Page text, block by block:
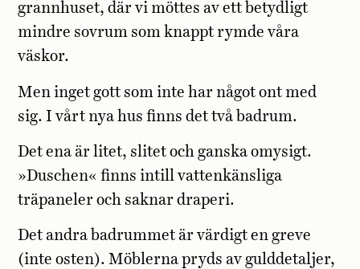
grannhuset, där vi möttes av ett betydligt
mindre sovrum som knappt rymde våra
väskor.
Men inget gott som inte har något ont med
sig. I vårt nya hus finns det två badrum.
Det ena är litet, slitet och ganska omysigt.
»Duschen« finns intill vattenkänsliga
träpaneler och saknar draperi.
Det andra badrummet är värdigt en greve
(inte osten). Möblerna pryds av gulddetaljer,